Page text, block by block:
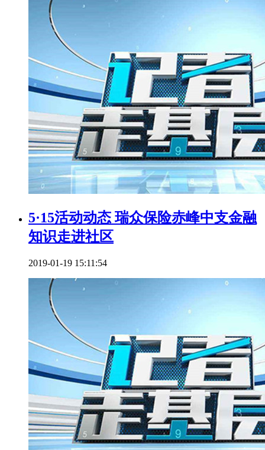
5·15活动动态 瑞众保险赤峰中支金融
知识走进社区
2019-01-19 15:11:54